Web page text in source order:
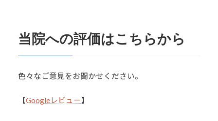
当院への評価はこちらから
色々なご意見をお聞かせください。
【Googleレビュー】